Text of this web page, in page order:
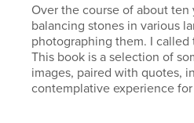
Over the course of about ten
balancing stones in various
photographing them. I called
This book is a selection of
images, paired with quotes,
contemplative experience for